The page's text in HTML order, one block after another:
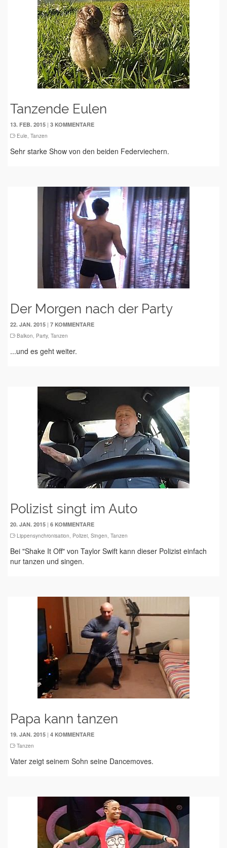
Tanzende Eulen
13. FEB. 2015 | 3 KOMMENTARE
Eule, Tanzen
Sehr starke Show von den beiden Federviechern.
Der Morgen nach der Party
22. JAN. 2015 | 7 KOMMENTARE
Balkon, Party, Tanzen
...und es geht weiter.
Polizist singt im Auto
20. JAN. 2015 | 6 KOMMENTARE
Lippensynchronisation, Polizei, Singen, Tanzen
Bei "Shake It Off" von Taylor Swift kann dieser Polizist einfach
nur tanzen und singen.
Papa kann tanzen
19. JAN. 2015 | 4 KOMMENTARE
Tanzen
Vater zeigt seinem Sohn seine Dancemoves.